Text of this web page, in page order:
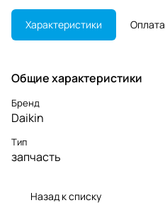
Характеристики Оплата
Общие характеристики
Бренд
Daikin
Тип
запчасть
Назад к списку